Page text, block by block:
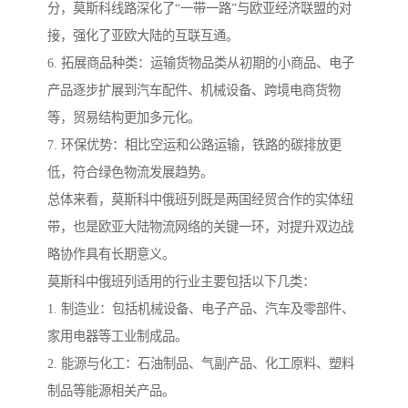
分，莫斯科线路深化了“一带一路”与欧亚经济联盟的对
接，强化了亚欧大陆的互联互通。
6. 拓展商品种类：运输货物品类从初期的小商品、电子
产品逐步扩展到汽车配件、机械设备、跨境电商货物
等，贸易结构更加多元化。
7. 环保优势：相比空运和公路运输，铁路的碳排放更
低，符合绿色物流发展趋势。
总体来看，莫斯科中俄班列既是两国经贸合作的实体纽
带，也是欧亚大陆物流网络的关键一环，对提升双边战
略协作具有长期意义。
莫斯科中俄班列适用的行业主要包括以下几类：
1. 制造业：包括机械设备、电子产品、汽车及零部件、
家用电器等工业制成品。
2. 能源与化工：石油制品、气副产品、化工原料、塑料
制品等能源相关产品。